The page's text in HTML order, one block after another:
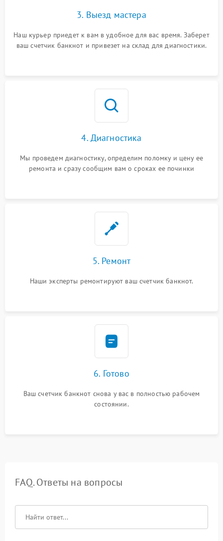
3. Выезд мастера
Наш курьер приедет к вам в удобное для вас время. Заберет
ваш счетчик банкнот и привезет на склад для диагностики.
4. Диагностика
Мы проведем диагностику, определим поломку и цену ее
ремонта и сразу сообщим вам о сроках ее починки
5. Ремонт
Наши эксперты ремонтируют ваш счетчик банкнот.
6. Готово
Ваш счетчик банкнот снова у вас в полностью рабочем
состоянии.
FAQ. Ответы на вопросы